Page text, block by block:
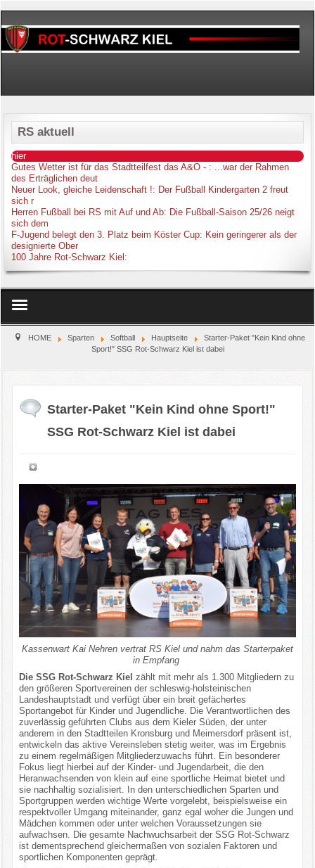
RS aktuell
hier
Gutes Wetter ist für das Stadtteilfest das A&O - : ...war der Rahmen
des Erträglichen deut
Neuer Look, gleiche Leidenschaft !: Der Fußball Kindergarten 2 freut
sich r
Herren Fußball bei RS mit Auf und Ab: Die Fußball-Saison 25/26 neigt
sich dem
F-Jugend belegt den 3. Platz beim Köster Cup: Kein geringerer als der
designierte Ober
100 Jahre Rot-Schwarz Kiel :
Home
Kinderschutz
Sparten
Events
Gastronomie
Aktuell
HOME Sparten Softball Hauptseite
Starter-Paket "Kein Kind ohne
Sport!" SSG Rot-Schwarz Kiel ist dabei
Starter-Paket "Kein Kind ohne Sport!"
SSG Rot-Schwarz Kiel ist dabei
Kassenwart Kai Nehren vertrat RS Kiel und nahm das Starterpaket
in Empfang
Die SSG Rot-Schwarz Kiel zählt mit mehr als 1.300 Mitgliedern zu
den größeren Sportvereinen der schleswig-holsteinischen
Landeshauptstadt und verfügt über ein breit gefächertes
Sportangebot für Kinder und Jugendliche. Die Verantwortlichen des
zuverlässig geführten Clubs aus dem Kieler Süden, der unter
anderem in den Stadtteilen Kronsburg und Meimersdorf präsent ist,
entwickeln das aktive Vereinsleben stetig weiter, was im Ergebnis
zu einem regelmäßigen Mitgliederzuwachs führt. Ein besonderer
Fokus liegt hierbei auf der Kinder- und Jugendarbeit, die den
Heranwachsenden von klein auf eine sportliche Heimat bietet und
sie nachhaltig sozialisiert. In den unterschiedlichen Sparten und
Sportgruppen werden wichtige Werte vorgelebt, beispielsweise ein
respektvoller Umgang miteinander, ganz egal woher die Jungen und
Mädchen kommen oder unter welchen Voraussetzungen sie
aufwachsen. Die gesamte Nachwuchsarbeit der SSG Rot-Schwarz
ist dementsprechend gleichermaßen von sozialen Faktoren und
sportlichen Komponenten geprägt.